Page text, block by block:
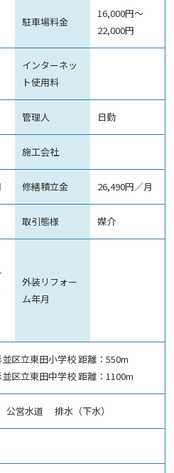
駐車場料金
16,000円～
22,000円
インターネッ
ト使用料
管理人 日勤
施工会社
修繕積立金 26,490円／月
取引態様 媒介
外装リフォー
ム年月
区立東田小学校 距離：550m
区立東田中学校 距離：1100m
営水道 排水（下水）